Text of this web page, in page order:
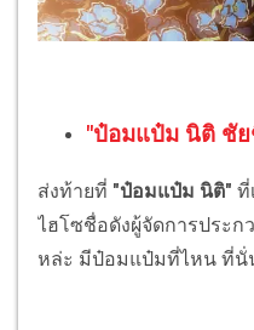
"ป๋อมแป๋ม นิติ ชั
ส่งท้ายที่ "ป๋อมแป๋ม นิติ" ที่
ไฮโซชื่อดังผู้จัดการประก
หล่ะ มีป๋อมแป๋มที่ไหน ที่